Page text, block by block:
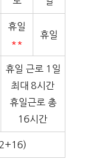
휴일
**
휴일
휴일 근로 1일
최대 8시간
휴일근로 총
16시간